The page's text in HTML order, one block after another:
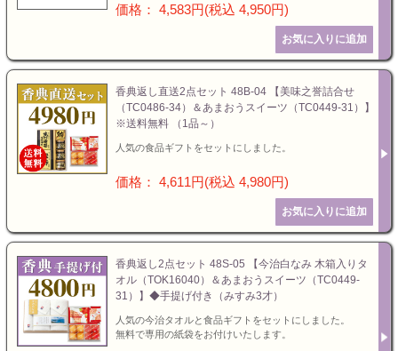
価格： 4,583円(税込 4,950円)
香典返し直送2点セット 48B-04 【美味之誉詰合せ
（TC0486-34）＆あまおうスイーツ（TC0449-31）】
※送料無料 （1品～）
人気の食品ギフトをセットにしました。
価格： 4,611円(税込 4,980円)
香典返し2点セット 48S-05 【今治白なみ 木箱入りタ
オル（TOK16040）＆あまおうスイーツ（TC0449-
31）】◆手提げ付き（みすみ3才）
人気の今治タオルと食品ギフトをセットにしました。
無料で専用の紙袋をお付けいたします。